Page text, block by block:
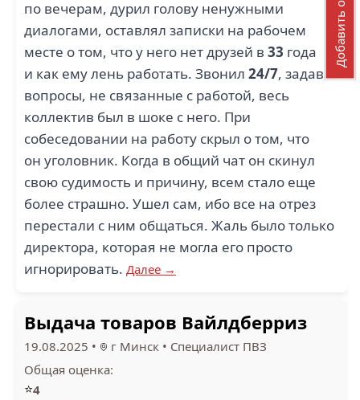
по вечерам, дурил голову ненужными
диалогами, оставлял записки на рабочем
месте о том, что у него нет друзей в 33 года
и как ему лень работать. Звонил 24/7, задавал
вопросы, не связанные с работой, весь
коллектив был в шоке с него. При
собеседовании на работу скрыл о том, что
он уголовник. Когда в общий чат он скинул
свою судимость и причину, всем стало еще
более страшно. Ушел сам, ибо все на отрез
перестали с ним общаться. Жаль было только
директора, которая не могла его просто
игнорировать. Далее →
Выдача товаров Вайлдберриз
19.08.2025 • г Минск • Специалист ПВЗ
Общая оценка:
⭐4
Добавить отзыв